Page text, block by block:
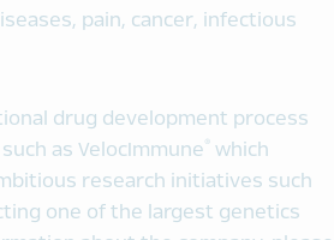
pain, cancer, infectious
drug development process
as VelocImmune® which
research initiatives such
one of the largest genetics